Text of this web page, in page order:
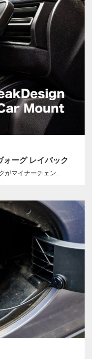
ォーグ レイバック
がマイナーチェン...